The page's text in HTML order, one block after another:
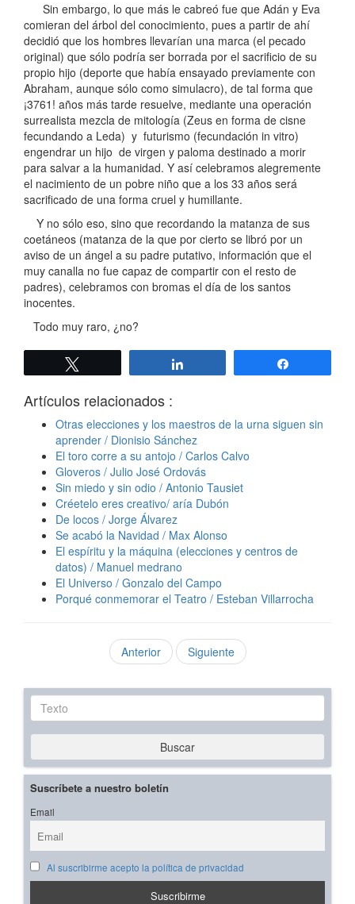
Sin embargo, lo que más le cabreó fue que Adán y Eva
comieran del árbol del conocimiento, pues a partir de ahí
decidió que los hombres llevarían una marca (el pecado
original) que sólo podría ser borrada por el sacrificio de su
propio hijo (deporte que había ensayado previamente con
Abraham, aunque sólo como simulacro), de tal forma que
¡3761! años más tarde resuelve, mediante una operación
surrealista mezcla de mitología (Zeus en forma de cisne
fecundando a Leda) y futurismo (fecundación in vitro)
engendrar un hijo de virgen y paloma destinado a morir
para salvar a la humanidad. Y así celebramos alegremente
el nacimiento de un pobre niño que a los 33 años será
sacrificado de una forma cruel y humillante.
Y no sólo eso, sino que recordando la matanza de sus
coetáneos (matanza de la que por cierto se libró por un
aviso de un ángel a su padre putativo, información que el
muy canalla no fue capaz de compartir con el resto de
padres), celebramos con bromas el día de los santos
inocentes.
Todo muy raro, ¿no?
Artículos relacionados :
Otras elecciones y los maestros de la urna siguen sin
aprender / Dionisio Sánchez
El toro corre a su antojo / Carlos Calvo
Gloveros / Julio José Ordovás
Sin miedo y sin odio / Antonio Tausiet
Créetelo eres creativo/ aría Dubón
De locos / Jorge Álvarez
Se acabó la Navidad / Max Alonso
El espíritu y la máquina (elecciones y centros de
datos) / Manuel medrano
El Universo / Gonzalo del Campo
Porqué conmemorar el Teatro / Esteban Villarrocha
Anterior Siguiente
Texto
Buscar
Suscríbete a nuestro boletín
Email
Al suscribirme acepto la política de privacidad